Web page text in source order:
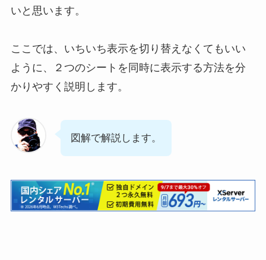
いと思います。
ここでは、いちいち表示を切り替えなくてもいい
ように、２つのシートを同時に表示する方法を分
かりやすく説明します。
図解で解説します。